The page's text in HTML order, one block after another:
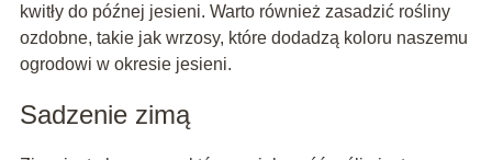
kwitły do późnej jesieni. Warto również zasadzić rośliny
ozdobne, takie jak wrzosy, które dodadzą koloru naszemu
ogrodowi w okresie jesieni.
Sadzenie zimą